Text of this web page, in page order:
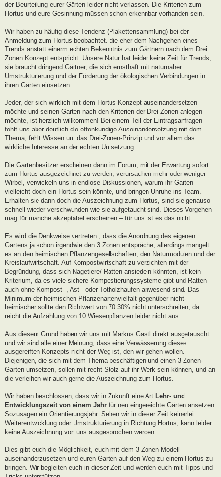
der Beurteilung eurer Gärten leider nicht verlassen. Die Kriterien zum
Hortus und eure Gesinnung müssen schon erkennbar vorhanden sein.
Wir haben zu häufig diese Tendenz (Plakettensammlung) bei der
Anmeldung zum Hortus beobachtet, die eher dem Nachgehen eines
Trends anstatt einerm echten Bekenntnis zum Gärtnern nach dem Drei
Zonen Konzept entspricht. Unsere Natur hat leider keine Zeit für Trends,
sie braucht dringend Gärtner, die sich ernsthaft mit naturnaher
Umstrukturierung und der Förderung der ökologischen Verbindungen in
ihren Gärten einsetzen.
Jeder, der sich wirklich mit dem Hortus-Konzept auseinandersetzen
möchte und seinen Garten nach den Kriterien der Drei Zonen anlegen
möchte, ist herzlich willkommen! Bei einem Teil der Eintragsanfragen
fehlt uns aber deutlich die offenkundige Auseinandersetzung mit dem
Thema, fehlt Wissen um das Drei-Zonen-Prinzip und vor allem das
wirkliche Interesse an der echten Umsetzung.
Die Gartenbesitzer erscheinen dann im Forum, mit der Erwartung sofort
zum Hortus ausgezeichnet zu werden, verursachen mehr oder weniger
Wirbel, verwickeln uns in endlose Diskussionen, warum ihr Garten
vielleicht doch ein Hortus sein könnte, und bringen Unruhe ins Team.
Erhalten sie dann doch die Auszeichnung zum Hortus, sind sie genauso
schnell wieder verschwunden wie sie aufgetaucht sind. Dieses Vorgehen
mag für manche akzeptabel erscheinen – für uns ist es das nicht.
Es wird die Denkweise vertreten , dass die Anordnung des eigenen
Gartens ja schon irgendwie den 3 Zonen entspräche, allerdings mangelt
es an den heimischen Pflanzengesellschaften, den Naturmodulen und der
Kreislaufwirtschaft. Auf Kompostwirtschaft zu verzichten mit der
Begründung, dass sich Nagetiere/ Ratten ansiedeln könnten, ist kein
Kriterium, da es viele sichere Kompostierungssysteme gibt und Ratten
auch ohne Kompost- , Ast - oder Totholzhaufen anwesend sind. Das
Minimum der heimischen Pflanzenartenvielfalt gegenüber nicht-
heimischer sollte den Richtwert von 70:30% nicht unterschreiten, da
reicht die Aufzählung von 10 Wiesenpflanzen leider nicht aus.
Aus diesem Grund haben wir uns mit Markus Gastl direkt ausgetauscht
und wir sind alle einer Meinung, dass eine Verwässerung dieses
ausgereiften Konzepts nicht der Weg ist, den wir gehen wollen.
Diejenigen, die sich mit dem Thema beschäftigen und einen 3-Zonen-
Garten umsetzen, sollen mit recht Stolz auf ihr Werk sein können, und an
die verleihen wir auch gerne die Auszeichnung zum Hortus.
Wir haben beschlossen, dass wir in Zukunft eine Art Lehr- und
Entwicklungszeit von einem Jahr für neu eingereichte Gärten ansetzen.
Sozusagen ein Orientierungsjahr. Sehen wir in dieser Zeit keinerlei
Weiterentwicklung oder Umstrukturierung in Richtung Hortus, kann leider
keine Auszeichnung von uns ausgesprochen werden.
Dies gibt euch die Möglichkeit, euch mit dem 3-Zonen-Modell
auseinanderzusetzen und euren Garten auf den Weg zu einem Hortus zu
bringen. Wir begleiten euch in dieser Zeit und werden euch mit Tipps und